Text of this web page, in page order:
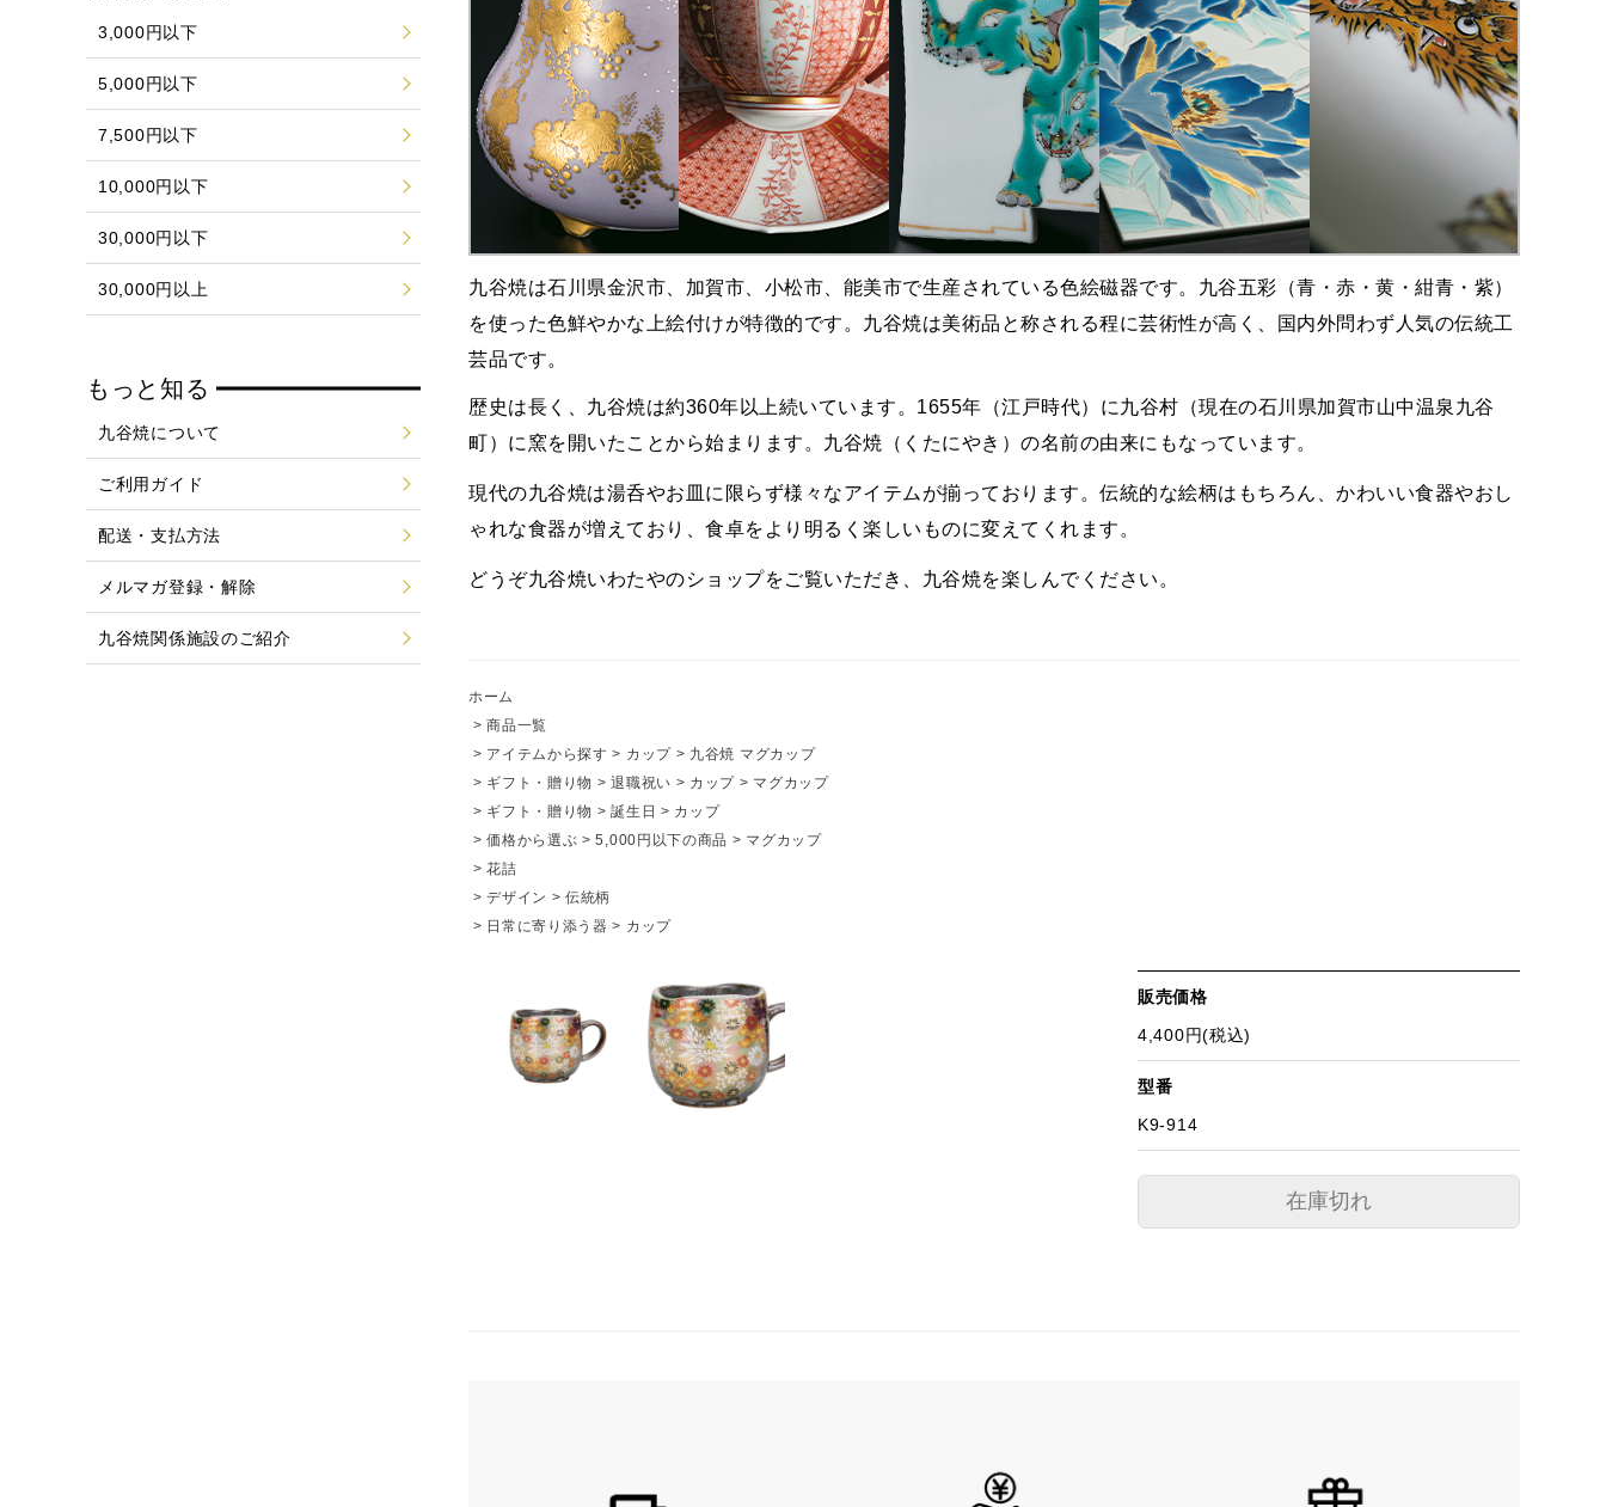
九谷焼は石川県金沢市、加賀市、小松市、能美市で生産されている色絵磁器です。九谷五彩（青・赤・黄・紺青・紫）
を使った色鮮やかな上絵付けが特徴的です。九谷焼は美術品と称される程に芸術性が高く、国内外問わず人気の伝統工
芸品です。
歴史は長く、九谷焼は約360年以上続いています。1655年（江戸時代）に九谷村（現在の石川県加賀市山中温泉九谷
町）に窯を開いたことから始まります。九谷焼（くたにやき）の名前の由来にもなっています。
現代の九谷焼は湯呑やお皿に限らず様々なアイテムが揃っております。伝統的な絵柄はもちろん、かわいい食器やおし
ゃれな食器が増えており、食卓をより明るく楽しいものに変えてくれます。
どうぞ九谷焼いわたやのショップをご覧いただき、九谷焼を楽しんでください。
ホーム
>商品一覧
> アイテムから探す > カップ> 九谷焼 マグカップ
> ギフト・贈り物 >退職祝い > カップ > マグカップ
> ギフト・贈り物 >誕生日 > カップ
>価格から選ぶ >5,000円以下の商品 > マグカップ
>花詰
>デザイン >伝統柄
> 日常に寄り添う器 > カップ
販売価格
4,400円(税込)
型番
K9-914
在庫切れ
3,000円以下
5,000円以下
7,500円以下
10,000円以下
30,000円以下
30,000円以上
もっと知る
九谷焼について
ご利用ガイド
配送・支払方法
メルマガ登録・解除
九谷焼関係施設のご紹介